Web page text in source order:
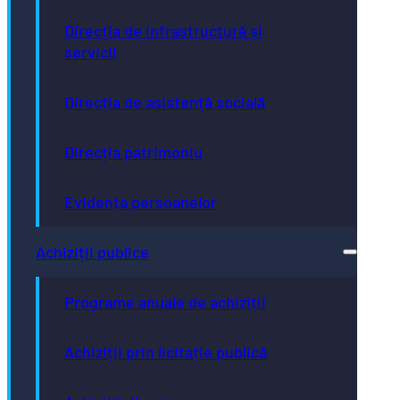
Direcția de infrastructură și
servicii
Direcția de asistență socială
Direcția patrimoniu
Evidența persoanelor
Achiziții publice
Programe anuale de achiziții
Achiziții prin licitație publică